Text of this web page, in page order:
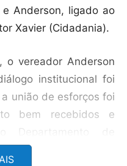
e Anderson, ligado ao
Xavier (Cidadania).
o vereador Anderson
institucional foi
união de esforços foi
bem recebidos e
vivida pelos